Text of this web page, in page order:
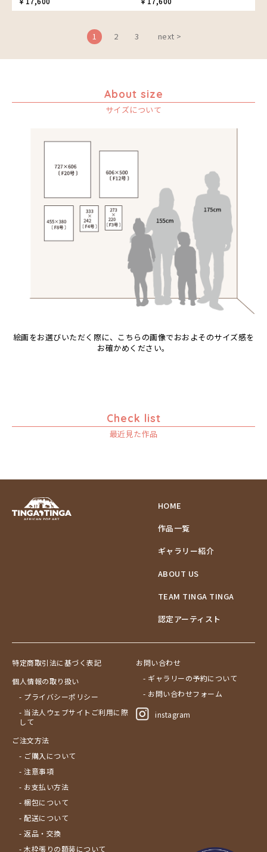
Price
￥10,001～20,000
￥20,001～30,000
￥40,001～60,000
￥60,001～80,000
￥100,001～
アダム
アパイ
アブー
アブダラ
アマニ
イッサ
エミリアス
カンビリ
コルンバ
サビティ
サンデイ
シャハ
シャバーニ
ジャリブーニ
ゼナ
チャリンダ
ドゥケ
ナココ
ベッカー
マウラーナ
マジドゥ
マブサ
マリキータ
ミムス
ムクンバ
ムワツカ
ヤフィドゥ
ラシッド.ムズグノ
ラシディ
ルーカス
規格外S
規格外L
アートフレーム
検索
1 2 3 next >
About size
サイズについて
絵画をお選びいただく際に、こちらの画像でおおよそのサイズ感を
お確かめください。
Check list
最近見た作品
HOME
作品一覧
ギャラリー紹介
ABOUT US
TEAM TINGA TINGA
認定アーティスト
特定商取引法に基づく表記
個人情報の取り扱い
- プライバシーポリシー
- 当法人ウェブサイトご利用に際
して
ご注文方法
- ご購入について
- 注意事項
- お支払い方法
- 梱包について
- 配送について
- 返品・交換
- 木枠張りの額装について
お問い合わせ
- ギャラリーの予約について
- お問い合わせフォーム
instagram